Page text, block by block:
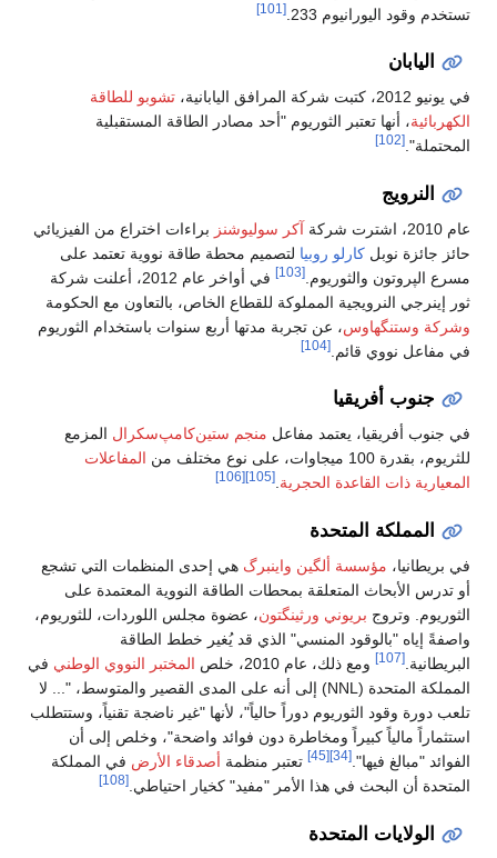
تستخدم وقود اليورانيوم 233.
[101]
اليابان
في يونيو 2012، كتبت شركة المرافق اليابانية،
تشوبو للطاقة
الكهربائية، أنها تعتبر الثوريوم "أحد مصادر الطاقة المستقبلية
المحتملة".[102]
النرويج
عام 2010، اشترت شركة آكر سوليوشنز براءات اختراع من الفيزيائي
حائز جائزة نوبل كارلو روبيا لتصميم محطة طاقة نووية تعتمد على
مسرع الپروتون والثوريوم. [103]
في أواخر عام 2012، أعلنت شركة
ثور إينرجي النرويجية المملوكة للقطاع الخاص، بالتعاون مع الحكومة
وشركة وستنگهاوس، عن تجربة مدتها أربع سنوات باستخدام الثوريوم
في مفاعل نووي قائم. [104]
جنوب أفريقيا
في جنوب أفريقيا، يعتمد مفاعل منجم ستين‌كامپ‌سكرال المزمع
للثريوم، بقدرة 100 ميجاوات، على نوع مختلف من
المفاعلات
المعيارية ذات القاعدة الحجرية.
[105]
[106]
المملكة المتحدة
في بريطانيا، مؤسسة ألگين واينبرگ هي إحدى المنظمات التي تشجع
أو تدرس الأبحاث المتعلقة بمحطات الطاقة النووية المعتمدة على
الثوريوم. وتروج بريوني ورثينگتون، عضوة مجلس اللوردات، للثوريوم،
واصفةً إياه "بالوقود المنسي" الذي قد يُغير خطط الطاقة
البريطانية. [107] ومع ذلك، عام 2010، خلص المختبر النووي الوطني في
المملكة المتحدة (NNL) إلى أنه على المدى القصير والمتوسط، "... لا
تلعب دورة وقود الثوريوم دوراً حالياً"، لأنها "غير ناضجة تقنياً، وستتطلب
استثماراً مالياً كبيراً ومخاطرة دون فوائد واضحة"، وخلص إلى أن
الفوائد "مبالغ فيها". [34]
[45] تعتبر منظمة أصدقاء الأرض في المملكة
المتحدة أن البحث في هذا الأمر "مفيد" كخيار احتياطي. [108]
الولايات المتحدة